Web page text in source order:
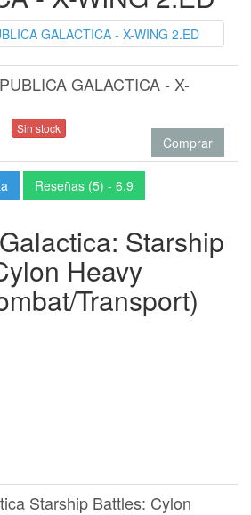
GALACTICA - X-
Sin stock
Comprar
Reseñas (5) - 6.9
Starship
Heavy
Transport)
Starship Battles: Cylon